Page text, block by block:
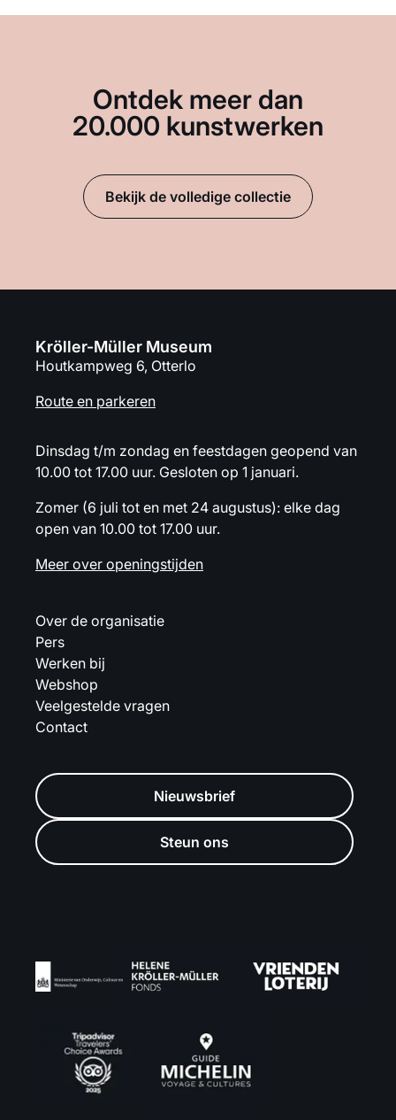
Ontdek meer dan
20.000 kunstwerken
Bekijk de volledige collectie
Kröller-Müller Museum
Houtkampweg 6, Otterlo
Route en parkeren
Dinsdag t/m zondag en feestdagen geopend van
10.00 tot 17.00 uur. Gesloten op 1 januari.
Zomer (6 juli tot en met 24 augustus): elke dag
open van 10.00 tot 17.00 uur.
Meer over openingstijden
Over de organisatie
Pers
Werken bij
Webshop
Veelgestelde vragen
Contact
Nieuwsbrief
Steun ons